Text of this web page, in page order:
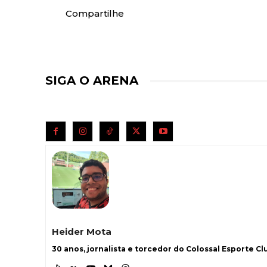
Compartilhe
SIGA O ARENA
Heider Mota
30 anos, jornalista e torcedor do Colossal Esporte